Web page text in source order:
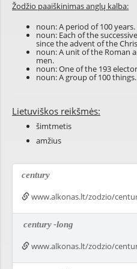
Žodžio paaiškinimas anglų kalba:
noun: A period of 100 years.
noun: Each of the
since the advent of the
noun: A unit of the Roman
men.
noun: One of the 193
noun: A group of 100 things.
Lietuviškos reikšmės:
šimtmetis
amžius
century
www.alkonas.lt/zodzio/
century-long
www.alkonas.lt/zodzio/